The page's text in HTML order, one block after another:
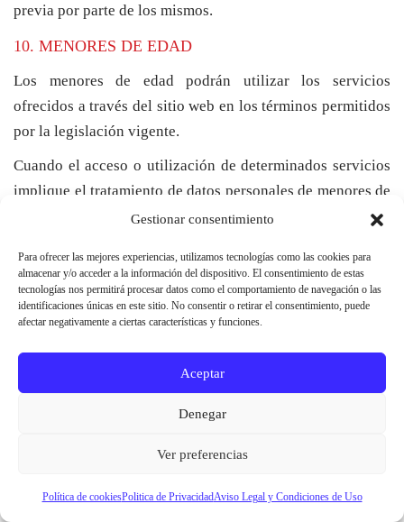
Gestionar consentimiento
Para ofrecer las mejores experiencias, utilizamos tecnologías como las cookies para
almacenar y/o acceder a la información del dispositivo. El consentimiento de estas
tecnologías nos permitirá procesar datos como el comportamiento de navegación o las
identificaciones únicas en este sitio. No consentir o retirar el consentimiento, puede
afectar negativamente a ciertas características y funciones.
Aceptar
Denegar
Ver preferencias
Política de cookiesPolitica de PrivacidadAviso Legal y Condiciones de Uso
previa por parte de los mismos.
10. MENORES DE EDAD
Los menores de edad podrán utilizar los servicios
ofrecidos a través del sitio web en los términos permitidos
por la legislación vigente.
Cuando el acceso o utilización de determinados servicios
implique el tratamiento de datos personales de menores de
catorce años, será necesaria la intervención o autorización
legal.
El acceso a información clínica, informes médicos o
pruebas diagnósticas se regirá por lo dispuesto en la Ley
41/2002, de 14 de noviembre, básica reguladora de la
autonomía del paciente, Ley 3/2005, de 8 de julio, de
11. LEY APLICABLE Y JURISDICCION